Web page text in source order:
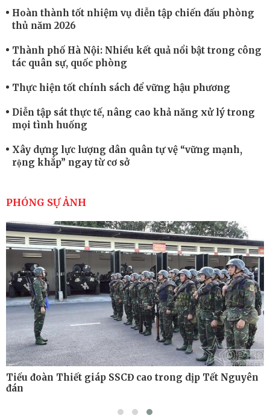
Hoàn thành tốt nhiệm vụ diễn tập chiến đấu phòng
thủ năm 2026
Thành phố Hà Nội: Nhiều kết quả nổi bật trong công
tác quân sự, quốc phòng
Thực hiện tốt chính sách để vững hậu phương
Diễn tập sát thực tế, nâng cao khả năng xử lý trong
mọi tình huống
Xây dựng lực lượng dân quân tự vệ “vững mạnh,
rộng khắp” ngay từ cơ sở
cao sức mạnh chiến đấu
Tiểu đoàn Thiết giáp hoàn thành tốt diễn tập chiến
thuật có bắn đạn thật
Nơi sinh viên rèn ý trí, luyện kỹ năng
PHÓNG SỰ ẢNH
Tiểu đoàn Thiết giáp SSCĐ cao trong dịp Tết Nguyên
đán